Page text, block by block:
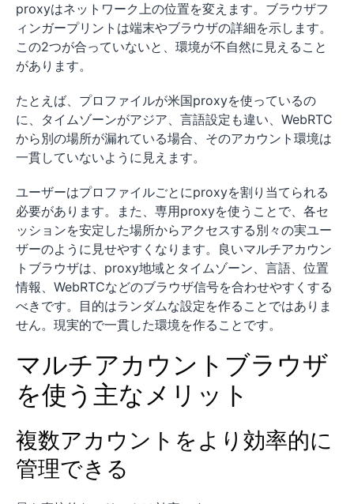
proxyはネットワーク上の位置を変えます。ブラウザフ
ィンガープリントは端末やブラウザの詳細を示します。
この2つが合っていないと、環境が不自然に見えること
があります。
たとえば、プロファイルが米国proxyを使っているの
に、タイムゾーンがアジア、言語設定も違い、WebRTC
から別の場所が漏れている場合、そのアカウント環境は
一貫していないように見えます。
ユーザーはプロファイルごとにproxyを割り当てられる
必要があります。また、専用proxyを使うことで、各セ
ッションを安定した場所からアクセスする別々の実ユー
ザーのように見せやすくなります。良いマルチアカウン
トブラウザは、proxy地域とタイムゾーン、言語、位置
情報、WebRTCなどのブラウザ信号を合わせやすくする
べきです。目的はランダムな設定を作ることではありま
せん。現実的で一貫した環境を作ることです。
マルチアカウントブラウザ
を使う主なメリット
複数アカウントをより効率的に
管理できる